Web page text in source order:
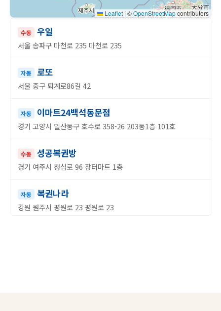
수동 우일
서울 송파구 마천로 235 마천로 235
자동 로또
서울 중구 퇴계로86길 42
자동 이마트24백석동문점
경기 고양시 일산동구 호수로 358-26 203동1층 101호
수동 성공복권방
경기 여주시 청심로 96 장터마트 1층
자동 복권나라
강원 원주시 평원로 23 평원로 23
Leaflet | ©OpenStreetMapcontributors